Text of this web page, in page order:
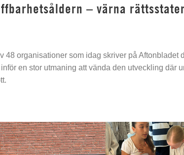
– värna
48 organisationer som idag skriver på Aftonbladet
en stor utmaning att vända den utveckling där